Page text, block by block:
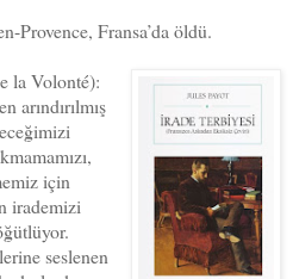
Provence, Fransa’da öldü.
la Volonté):
arındırılmış
için
irademizi
seslenen